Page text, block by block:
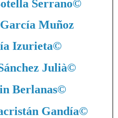
Serrano©
Muñoz
Izurieta©
Julià©
Berlanas©
Gandía©